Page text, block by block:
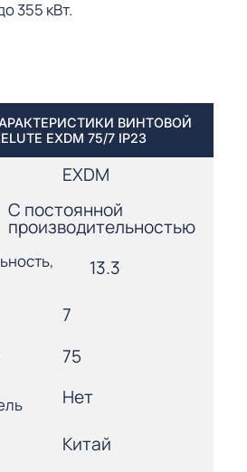
355 кВт.
ВИНТОВОЙ
EXDM 75/7 IP23
EXDM
С постоянной
производительностью
13.3
7
75
Нет
Китай